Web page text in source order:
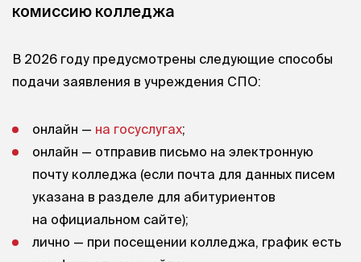
комиссию колледжа
В 2026 году предусмотрены следующие способы
подачи заявления в учреждения СПО:
онлайн — на госуслугах;
онлайн — отправив письмо на электронную
почту колледжа (если почта для данных писем
указана в разделе для абитуриентов
на официальном сайте);
лично — при посещении колледжа, график есть